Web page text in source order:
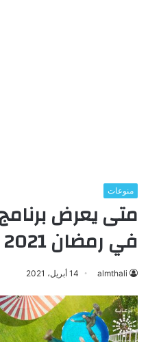
منوعات
متى يعرض برنامج
في رمضان 2021
almthali 14 أبريل، 2021